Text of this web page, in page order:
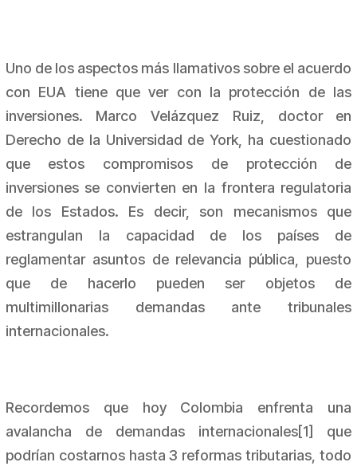
Uno de los aspectos más llamativos sobre el acuerdo
con EUA tiene que ver con la protección de las
inversiones. Marco Velázquez Ruiz, doctor en
Derecho de la Universidad de York, ha cuestionado
que estos compromisos de protección de
inversiones se convierten en la frontera regulatoria
de los Estados. Es decir, son mecanismos que
estrangulan la capacidad de los países de
reglamentar asuntos de relevancia pública, puesto
que de hacerlo pueden ser objetos de
multimillonarias demandas ante tribunales
internacionales.
Recordemos que hoy Colombia enfrenta una
avalancha de demandas internacionales[1] que
podrían costarnos hasta 3 reformas tributarias, todo